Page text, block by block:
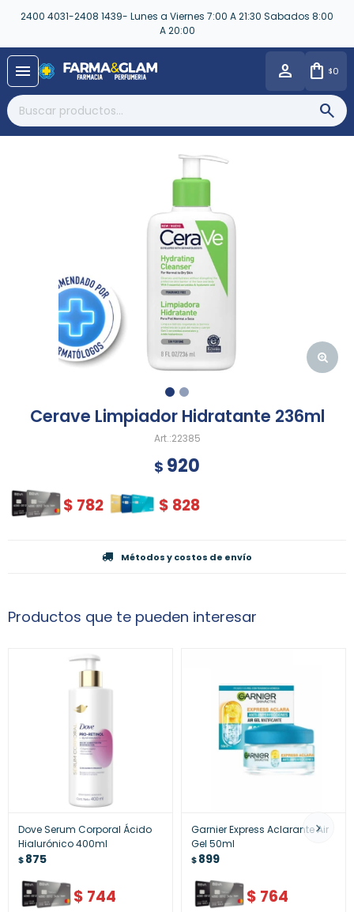
2400 4031-2408 1439- Lunes a Viernes 7:00 A 21:30 Sabados 8:00
A 20:00
menu $0
Cerave Limpiador Hidratante 236ml
22385
$ 920
$ 782 $ 828
Métodos y costos de envío
Productos que te pueden interesar
Dove Serum Corporal Ácido
Hialurónico 400ml
$875
$ 744
Garnier Express Aclarante Air
Gel 50ml
$899
$ 764